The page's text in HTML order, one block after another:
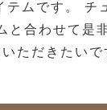
テムです。 チ
と合わせて是
いただきたいで